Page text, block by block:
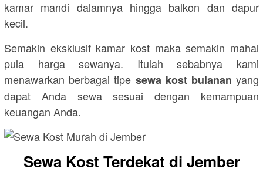
kamar mandi dalamnya hingga balkon dan dapur
kecil.
Semakin eksklusif kamar kost maka semakin mahal
pula harga sewanya. Itulah sebabnya kami
menawarkan berbagai tipe sewa kost bulanan yang
dapat Anda sewa sesuai dengan kemampuan
keuangan Anda.
Sewa Kost Terdekat di Jember